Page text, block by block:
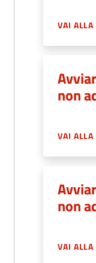
VAI
non
VAI
non
VAI